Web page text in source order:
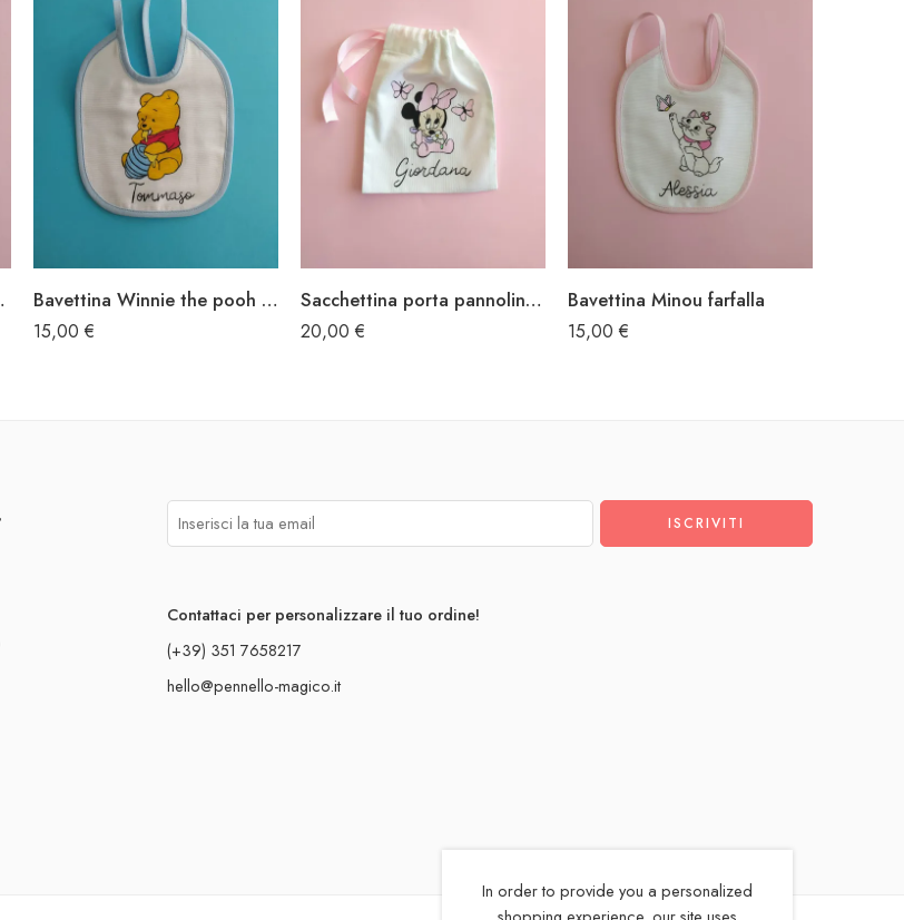
Bavettina Winnie the pooh mangia
15,00 €
Sacchettina porta pannolini Minnie farfalle
20,00 €
Bavettina Minou farfalla
15,00 €
Contattaci per personalizzare il tuo ordine!
(+39) 351 7658217
hello@pennello-magico.it
In order to provide you a personalized